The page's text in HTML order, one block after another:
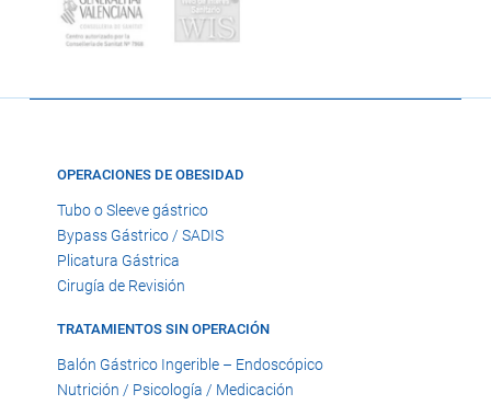
OPERACIONES DE OBESIDAD
Tubo o Sleeve gástrico
Bypass Gástrico / SADIS
Plicatura Gástrica
Cirugía de Revisión
TRATAMIENTOS SIN OPERACIÓN
Balón Gástrico Ingerible – Endoscópico
Nutrición / Psicología / Medicación